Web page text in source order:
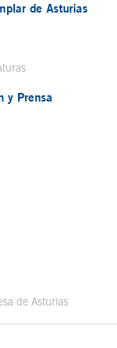
de Asturias
y Prensa
de Asturias